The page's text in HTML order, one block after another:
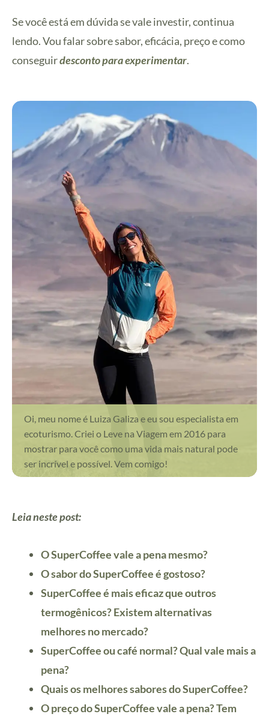
Se você está em dúvida se vale investir, continua
lendo. Vou falar sobre sabor, eficácia, preço e como
conseguirdesconto para experimentar.
Oi, meu nome é Luiza Galiza e eu sou especialista em
ecoturismo. Criei o Leve na Viagem em 2016 para
mostrar para você como uma vida mais natural pode
ser incrível e possível. Vem comigo!
Leia neste post:
O SuperCoffee vale a pena mesmo?
O sabor do SuperCoffee é gostoso?
SuperCoffee é mais eficaz que outros
termogênicos? Existem alternativas
melhores no mercado?
SuperCoffee ou café normal? Qual vale mais a
pena?
Quais os melhores sabores do SuperCoffee?
O preço do SuperCoffee vale a pena? Tem